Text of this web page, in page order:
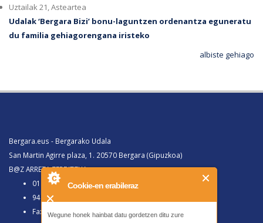
Cookie-en erabileraz
Wegune honek hainbat datu gordetzen ditu zure
Uztailak 21, Asteartea
Udalak ‘Bergara Bizi’ bonu-laguntzen ordenantza eguneratu
du familia gehiagorengana iristeko
albiste gehiago
Bergara.eus - Bergarako Udala
San Martin Agirre plaza, 1. 20570 Bergara (Gipuzkoa)
B@Z ARRETA ZERBITZUA:
010, Bergaratik deituz gero
943 77 91 00, Bergaraz kanpotik deituz gero
Faxa 943 77 91 63